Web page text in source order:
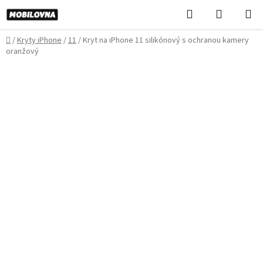
Prejsť
na
obsah
Hľadať
KOŠÍK
Domov
/Kryty iPhone/11/Kryt na iPhone 11 silikónový s ochranou kamery
oranžový